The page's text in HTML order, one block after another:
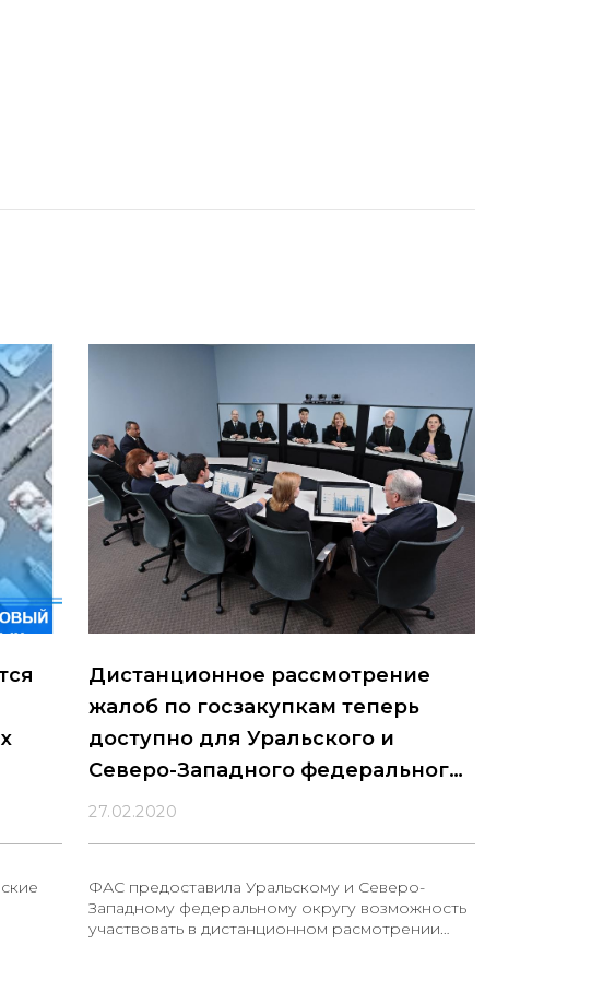
Дистанционное рассмотрение
жалоб по госзакупкам теперь
доступно для Уральского и
Северо-Западного федерального
округа
27.02.2020
ФАС предоставила Уральскому и Северо-
Западному федеральному округу возможность
участвовать в дистанционном расмотрении